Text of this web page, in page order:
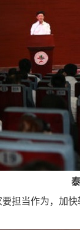
担当作为，加